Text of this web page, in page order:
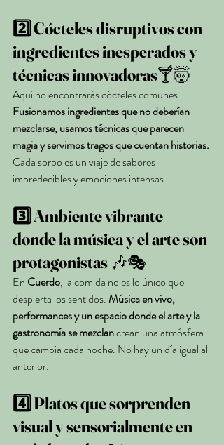
2️⃣ Cócteles disruptivos con
ingredientes inesperados y
técnicas innovadoras🍸🤯
Aquí no encontrarás cócteles comunes.
Fusionamos ingredientes que no deberían
mezclarse, usamos técnicas que parecen
magia y servimos tragos que cuentan historias.
Cada sorbo es un viaje de sabores
impredecibles y emociones intensas.
3️⃣ Ambiente vibrante
donde la música y el arte son
protagonistas 🎶🎭
En Cuerdo, la comida no es lo único que
despierta los sentidos. Música en vivo,
performances y un espacio donde el arte y la
gastronomía se mezclan crean una atmósfera
que cambia cada noche. No hay un día igual al
anterior.
4️⃣ Platos que sorprenden
visual y sensorialmente en